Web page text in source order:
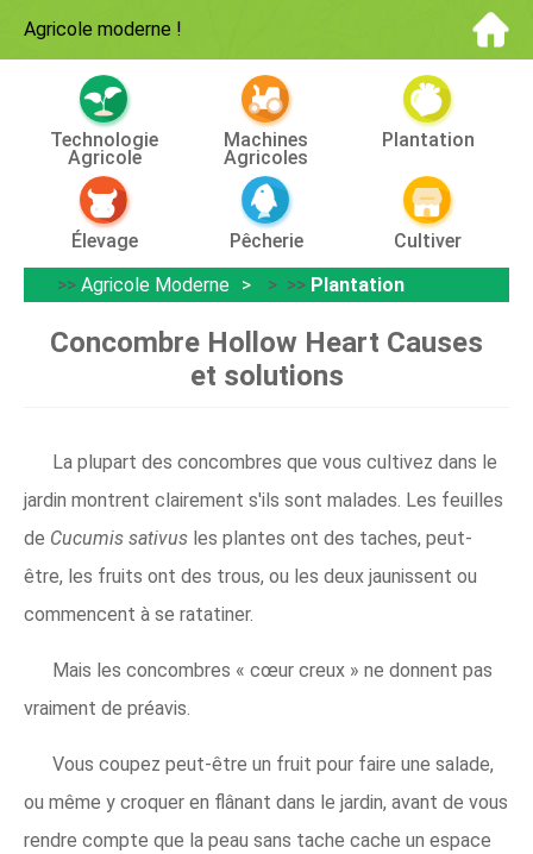
Agricole moderne !
Technologie
Agricole
Machines
Agricoles
Plantation
Élevage Pêcherie
Cultiver
>> Agricole Moderne > >> Plantation
Concombre Hollow Heart Causes
et solutions
La plupart des concombres que vous cultivez dans le
jardin montrent clairement s'ils sont malades. Les feuilles
de Cucumis sativus les plantes ont des taches, peut-
être, les fruits ont des trous, ou les deux jaunissent ou
commencent à se ratatiner.
Mais les concombres « cœur creux » ne donnent pas
vraiment de préavis.
Vous coupez peut-être un fruit pour faire une salade,
ou même y croquer en flânant dans le jardin, avant de vous
rendre compte que la peau sans tache cache un espace